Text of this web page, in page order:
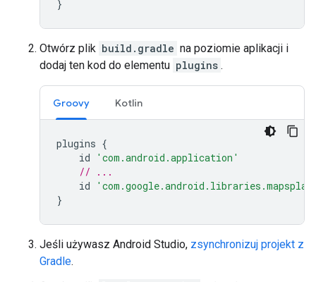
}
Otwórz plik build.gradle na poziomie aplikacji i
dodaj ten kod do elementu plugins .
Groovy Kotlin
plugins {
id
'com.android.application'
// ...
id
}
Jeśli używasz Android Studio, zsynchronizuj projekt z
Gradle.